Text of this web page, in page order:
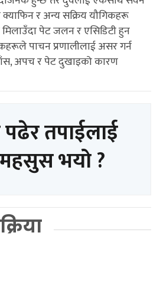
क्याफिन र अन्य सक्रिय यौगिकहरू
पेट जलन र एसिडिटी हुन
पाचन प्रणालीलाई असर गर्न
अपच र पेट दुखाइको कारण
तपाईलाई
भयो ?